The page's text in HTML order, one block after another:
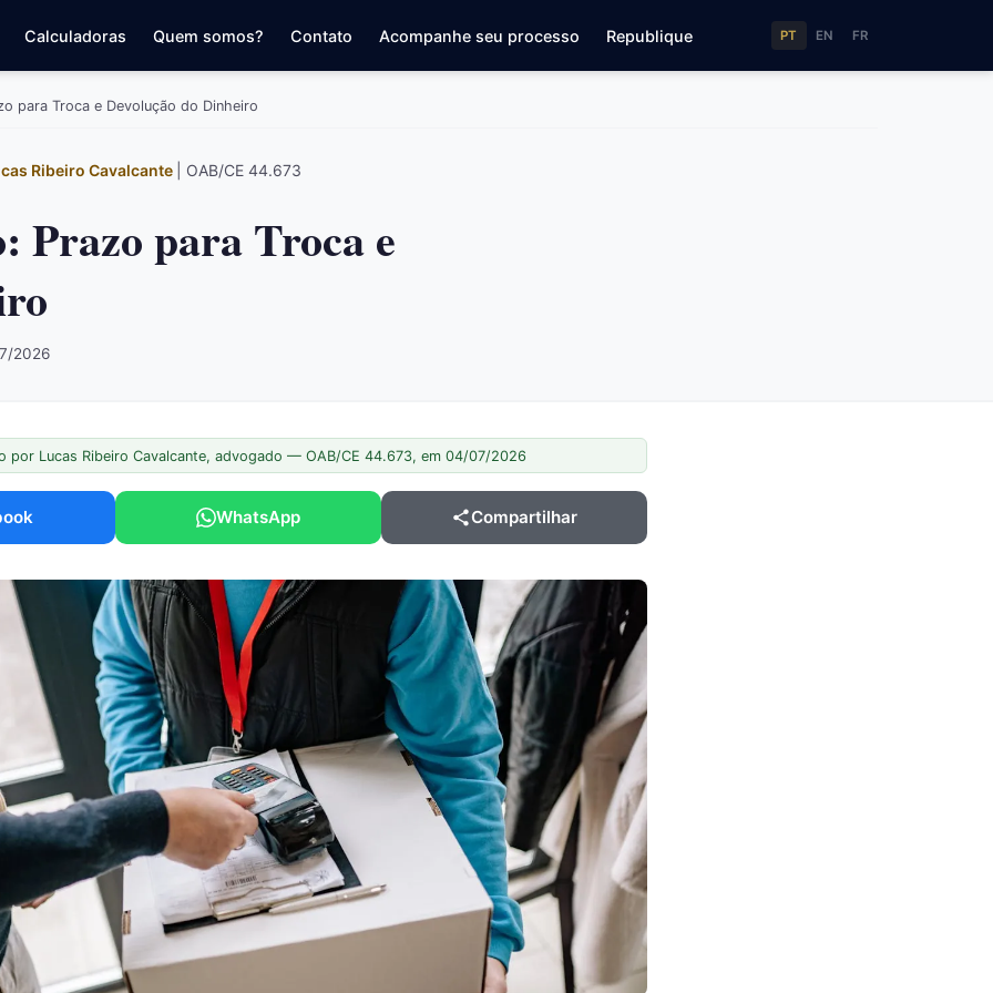
Calculadoras Quem somos? Contato Acompanhe seu processo Republique PT EN FR
para Troca e Devolução do Dinheiro
Ribeiro Cavalcante | OAB/CE 44.673
Prazo para Troca e
2026
por Lucas Ribeiro Cavalcante, advogado — OAB/CE 44.673, em 04/07/2026
WhatsApp Compartilhar